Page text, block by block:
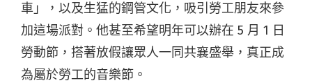
車」，以及生猛的鋼管文化，吸引勞工朋友來參
加這場派對。他甚至希望明年可以辦在 5 月 1 日
勞動節，搭著放假讓眾人一同共襄盛舉，真正成
為屬於勞工的音樂節。